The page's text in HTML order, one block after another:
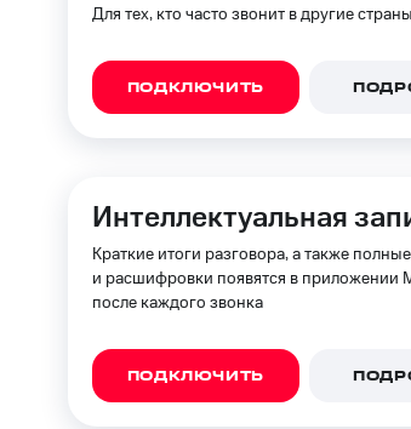
Для тех, кто часто звонит в другие страны
ПОДКЛЮЧИТЬ
Интеллектуальная
Краткие итоги разговора, а также
и расшифровки появятся в приложении
после каждого звонка
ПОДКЛЮЧИТЬ